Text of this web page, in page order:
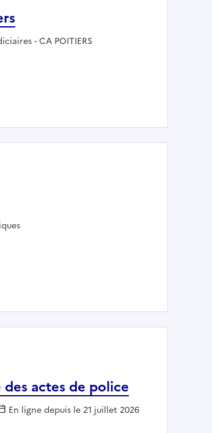
- CA POITIERS
des actes de police
En ligne depuis le 21 juillet 2026